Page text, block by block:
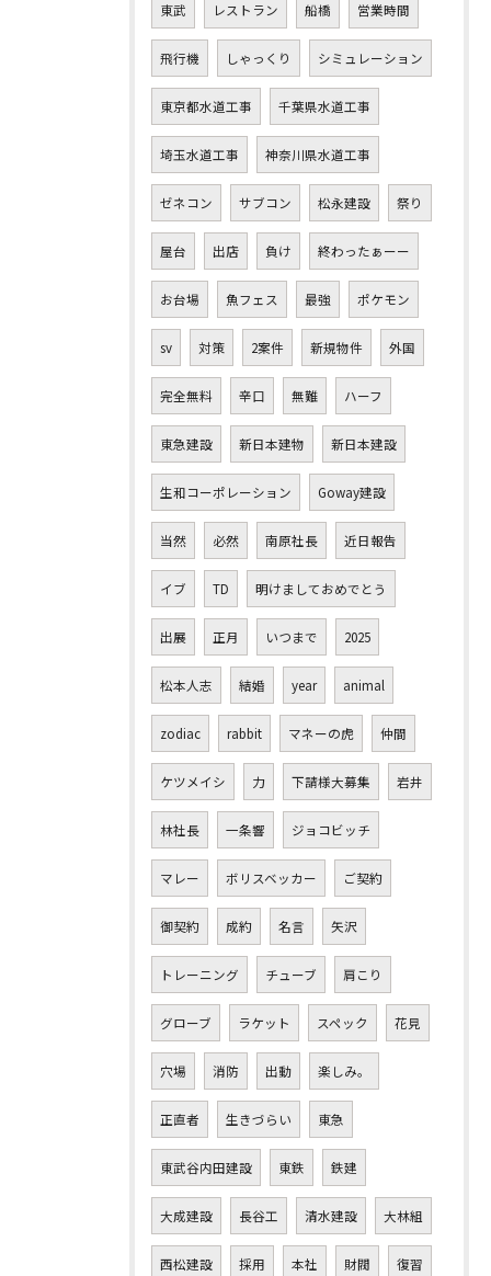
東武 レストラン 船橋 営業時間
飛行機 しゃっくり シミュレーション
東京都水道工事 千葉県水道工事
埼玉水道工事 神奈川県水道工事
ゼネコン サブコン 松永建設 祭り
屋台 出店 負け 終わったぁーー
お台場 魚フェス 最強 ポケモン
sv 対策 2案件 新規物件 外国
完全無料 辛口 無難 ハーフ
東急建設 新日本建物 新日本建設
生和コーポレーション Goway建設
当然 必然 南原社長 近日報告
イブ TD 明けましておめでとう
出展 正月 いつまで 2025
松本人志 結婚 year animal
zodiac rabbit マネーの虎 仲間
ケツメイシ 力 下請様大募集 岩井
林社長 一条響 ジョコビッチ
マレー ボリスベッカー ご契約
御契約 成約 名言 矢沢
トレーニング チューブ 肩こり
グローブ ラケット スペック 花見
穴場 消防 出動 楽しみ。
正直者 生きづらい 東急
東武谷内田建設 東鉄 鉄建
大成建設 長谷工 清水建設 大林組
西松建設 採用 本社 財閥 復習